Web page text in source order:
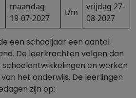
maandag
19-07-2027
t/m
vrijdag 27-
08-2027
een schooljaar een aantal
De leerkrachten volgen dan
en werken
het onderwijs. De leerlingen
zijn op: